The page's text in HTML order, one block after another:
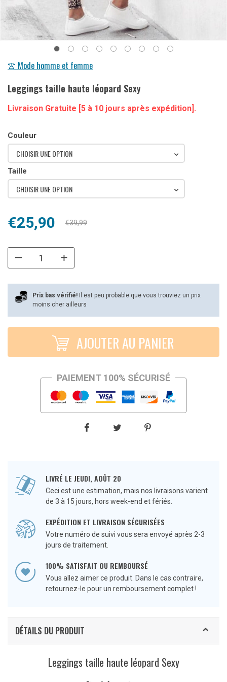
👚 Mode homme et femme
Leggings taille haute léopard Sexy
Livraison Gratuite [5 à 10 jours après expédition].
Couleur
CHOISIR UNE OPTION
Taille
CHOISIR UNE OPTION
€39,99
Le
initial
€39,99.
€25,90
Le
actuel
€25,90.
Prix bas vérifié!
Il est peu probable que vous trouviez un prix
moins cher ailleurs
AJOUTER AU PANIER
PAIEMENT 100% SÉCURISÉ
LIVRÉ LE JEUDI, AOÛT 20
Ceci est une estimation, mais nos livraisons varient
de 3 à 15 jours, hors week-end et fériés.
EXPÉDITION ET LIVRAISON SÉCURISÉES
Votre numéro de suivi vous sera envoyé après 2-3
jours de traitement.
100% SATISFAIT OU REMBOURSÉ
Vous allez aimer ce produit. Dans le cas contraire,
retournez-le pour un remboursement complet !
DÉTAILS DU PRODUIT
Leggings taille haute léopard Sexy